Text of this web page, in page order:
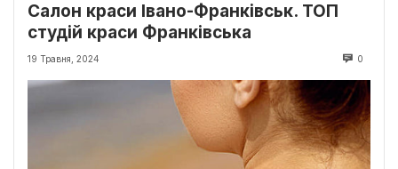
Салон краси Івано-Франківськ. ТОП
студій краси Франківська
19 Травня, 2024 0